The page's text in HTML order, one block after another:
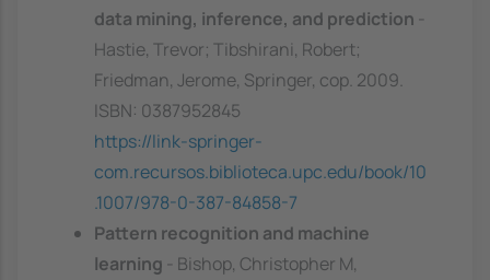
data mining, inference, and prediction
Hastie, Trevor; Tibshirani, Robert;
Friedman, Jerome, Springer, cop. 2009.
ISBN: 0387952845
https://link-springer-
com.recursos.biblioteca.upc.edu/book/10
.1007/978-0-387-84858-7
Pattern recognition and machine
learning
- Bishop, Christopher M,